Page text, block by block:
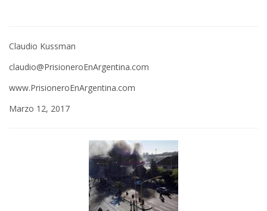
Claudio Kussman
claudio@PrisioneroEnArgentina.com
www.PrisioneroEnArgentina.com
Marzo 12, 2017